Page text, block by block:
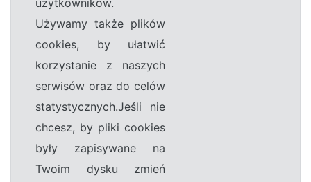
użytkowników.
Używamy także plików
cookies, by ułatwić
korzystanie z naszych
serwisów oraz do celów
statystycznych.Jeśli nie
chcesz, by pliki cookies
były zapisywane na
Twoim dysku zmień